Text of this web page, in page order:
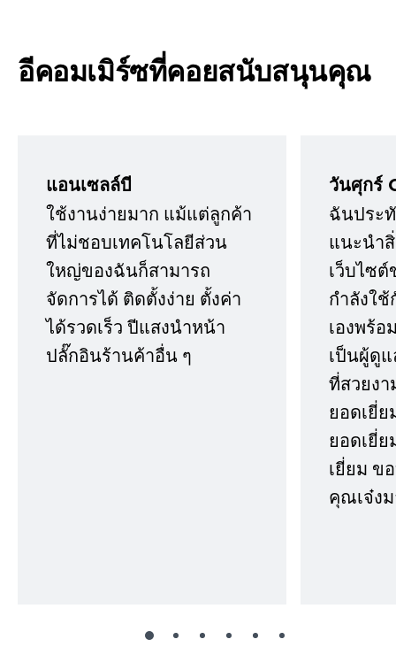
อีคอมเมิร์ซที่คอยสนับสนุนคุณ
แอนเซลล์บี
ใช้งานง่ายมาก แม้แต่ลูกค้า
ที่ไม่ชอบเทคโนโลยีส่วน
ใหญ่ของฉันก็สามารถ
จัดการได้ ติดตั้งง่าย ตั้งค่า
ได้รวดเร็ว ปีแสงนำหน้า
ปลั๊กอินร้านค้าอื่น ๆ
วันศุกร์
ฉันประ
แนะนำ
เว็บไซ
กำลังใ
เองพร้
เป็นผู้ดูแ
ที่สวยง
ยอดเยี่ย
ยอดเยี่
เยี่ยม ข
คุณเจ๋ง